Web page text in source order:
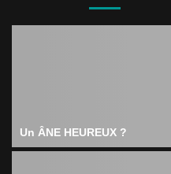
Un ÂNE HEUREUX ?